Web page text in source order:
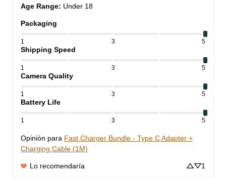
Age Range: Under 18
Packaging
1 3 5
Shipping Speed
1 3 5
Camera Quality
1 3 5
Battery Life
1 3 5
Opinión para Fast Charger Bundle - Type C Adapter +
Charging Cable (1M)
Lo recomendaría 1